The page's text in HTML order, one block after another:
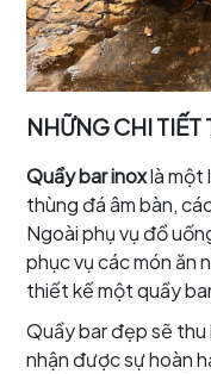
NHỮNG CHI TIẾT
Quầy bar inoxlà một
thùng đá âm bàn,
Ngoài phụ vụ đồ
phục vụ các món ăn
thiết kế một quầy
Quầy bar đẹp sẽ thu
nhận được sự hoàn